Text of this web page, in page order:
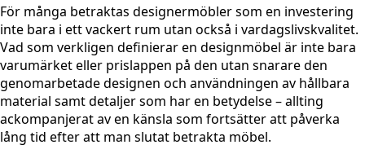
För många betraktas designermöbler som en investering
inte bara i ett vackert rum utan också i vardagslivskvalitet.
Vad som verkligen definierar en designmöbel är inte bara
varumärket eller prislappen på den utan snarare den
genomarbetade designen och användningen av hållbara
material samt detaljer som har en betydelse – allting
ackompanjerat av en känsla som fortsätter att påverka
lång tid efter att man slutat betrakta möbel.